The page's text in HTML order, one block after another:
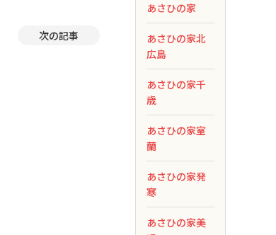
次の記事
あさひの家
あさひの家北
広島
あさひの家千
歳
あさひの家室
蘭
あさひの家発
寒
あさひの家美